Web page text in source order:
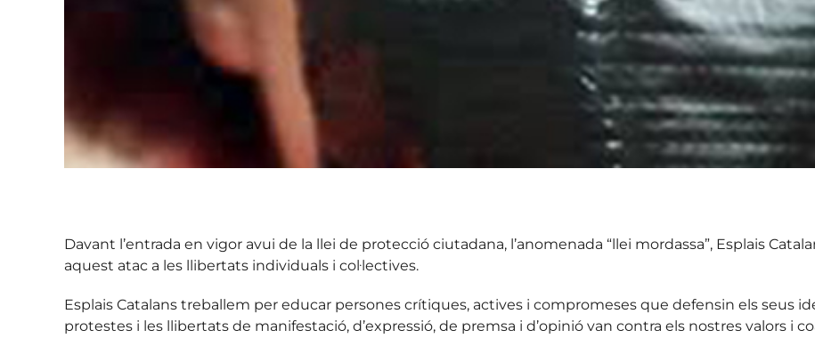
Davant l’entrada en vigor avui de la llei de protecció ciutadana, l’anomenada “llei mordassa”, Esplais
aquest atac a les llibertats individuals i col·lectives.
Esplais Catalans treballem per educar persones crítiques, actives i compromeses que defensin els seus
protestes i les llibertats de manifestació, d’expressió, de premsa i d’opinió van contra els nostres valors i